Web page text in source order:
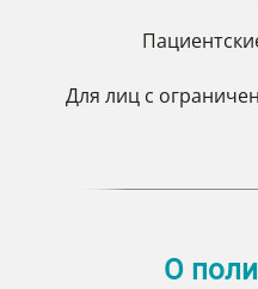
Для лиц с
О